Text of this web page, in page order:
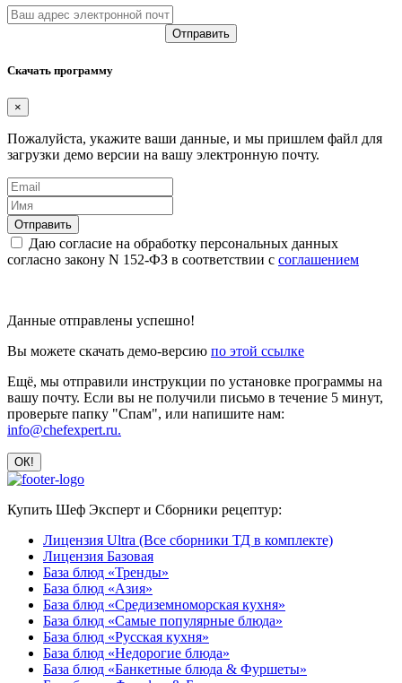
Скачать программу
×
Пожалуйста, укажите ваши данные, и мы пришлем файл для
загрузки демо версии на вашу электронную почту.
Даю согласие на обработку персональных данных
согласно закону N 152-ФЗ в соответствии с соглашением
Данные отправлены успешно!
Вы можете скачать демо-версию по этой ссылке
Ещё, мы отправили инструкции по установке программы на
вашу почту. Если вы не получили письмо в течение 5 минут,
проверьте папку "Спам", или напишите нам:
info@chefexpert.ru.
Купить Шеф Эксперт и Сборники рецептур:
Лицензия Ultra (Все сборники ТД в комплекте)
Лицензия Базовая
База блюд «Тренды»
База блюд «Азия»
База блюд «Средиземноморская кухня»
База блюд «Самые популярные блюда»
База блюд «Русская кухня»
База блюд «Недорогие блюда»
База блюд «Банкетные блюда & Фуршеты»